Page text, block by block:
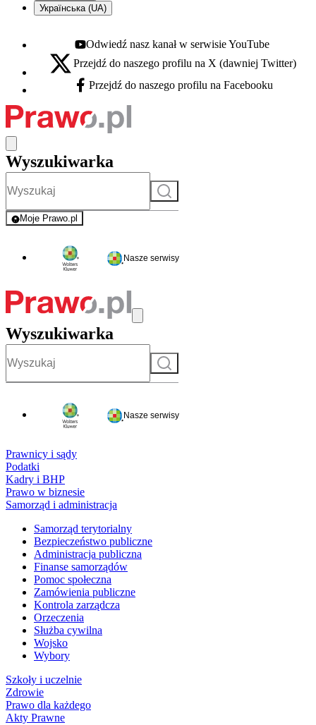
Українська (UA)
Youtube - otwiera się w nowej karcie
Odwiedź nasz kanał w serwisie YouTube
X - otwiera się w nowej karcie
Przejdź do naszego profilu na X (dawniej Twitter)
Facebook - otwiera się w nowej karcie
Przejdź do naszego profilu na Facebooku
Wyszukiwarka
Szukaj
Moje Prawo.pl
- rejestracja i logowanie do serwisu
Nasze serwisy
Wyszukiwarka
Szukaj
Nasze serwisy
Prawnicy i sądy
Podatki
Kadry i BHP
Prawo w biznesie
Samorząd i administracja
Samorząd terytorialny
Bezpieczeństwo publiczne
Administracja publiczna
Finanse samorządów
Pomoc społeczna
Zamówienia publiczne
Kontrola zarządcza
Orzeczenia
Służba cywilna
Wojsko
Wybory
Szkoły i uczelnie
Zdrowie
Prawo dla każdego
Akty Prawne